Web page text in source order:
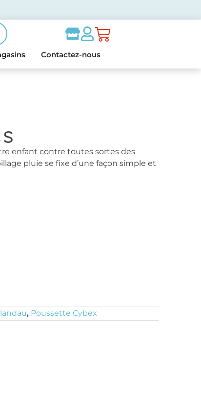
Contactez-nous
S
enfant contre toutes sortes des
pluie se fixe d’une façon simple et
, Poussette Cybex